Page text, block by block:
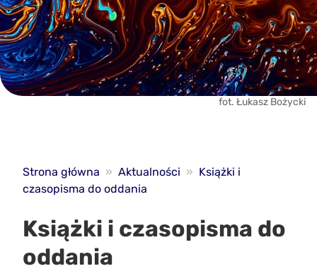
fot. Łukasz Bożycki
Strona główna » Aktualności » Książki i
czasopisma do oddania
Książki i czasopisma do
oddania